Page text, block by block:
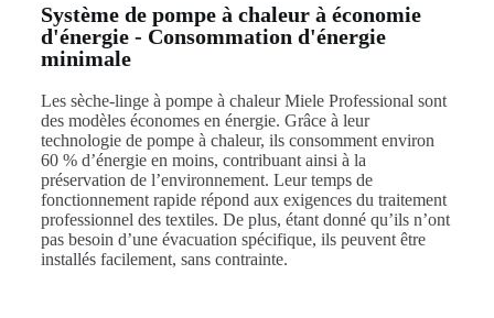
Système de pompe à chaleur à économie
d'énergie - Consommation d'énergie
minimale
Les sèche-linge à pompe à chaleur Miele Professional sont
des modèles économes en énergie. Grâce à leur
technologie de pompe à chaleur, ils consomment environ
60 % d’énergie en moins, contribuant ainsi à la
préservation de l’environnement. Leur temps de
fonctionnement rapide répond aux exigences du traitement
professionnel des textiles. De plus, étant donné qu’ils n’ont
pas besoin d’une évacuation spécifique, ils peuvent être
installés facilement, sans contrainte.